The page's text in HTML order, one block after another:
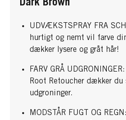
Dark Brown
UDVÆKSTSPRAY FRA
hurtigt og nemt vil farve
dækker lysere og gråt hår!
FARV GRÅ
Root Retoucher dækker du
udgroninger.
MODSTÅR FUGT OG